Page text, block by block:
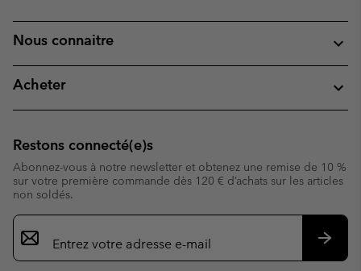
Nous connaitre
Acheter
Restons connecté(e)s
Abonnez-vous à notre newsletter et obtenez une remise de 10 %
sur votre première commande dès 120 € d’achats sur les articles
non soldés.
Inscription
par
e-